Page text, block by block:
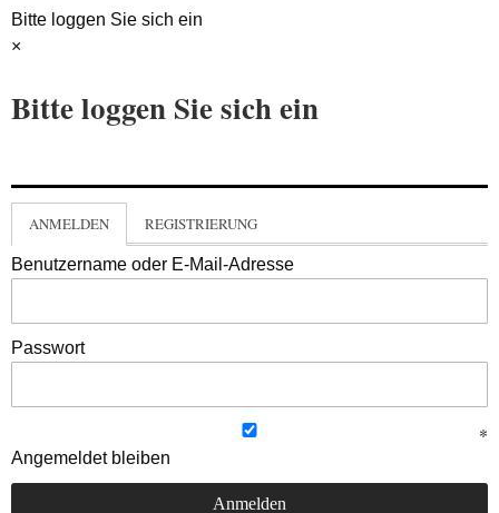
Bitte loggen Sie sich ein
×
Bitte loggen Sie sich ein
ANMELDEN REGISTRIERUNG
Benutzername oder E-Mail-Adresse
Passwort
Angemeldet bleiben